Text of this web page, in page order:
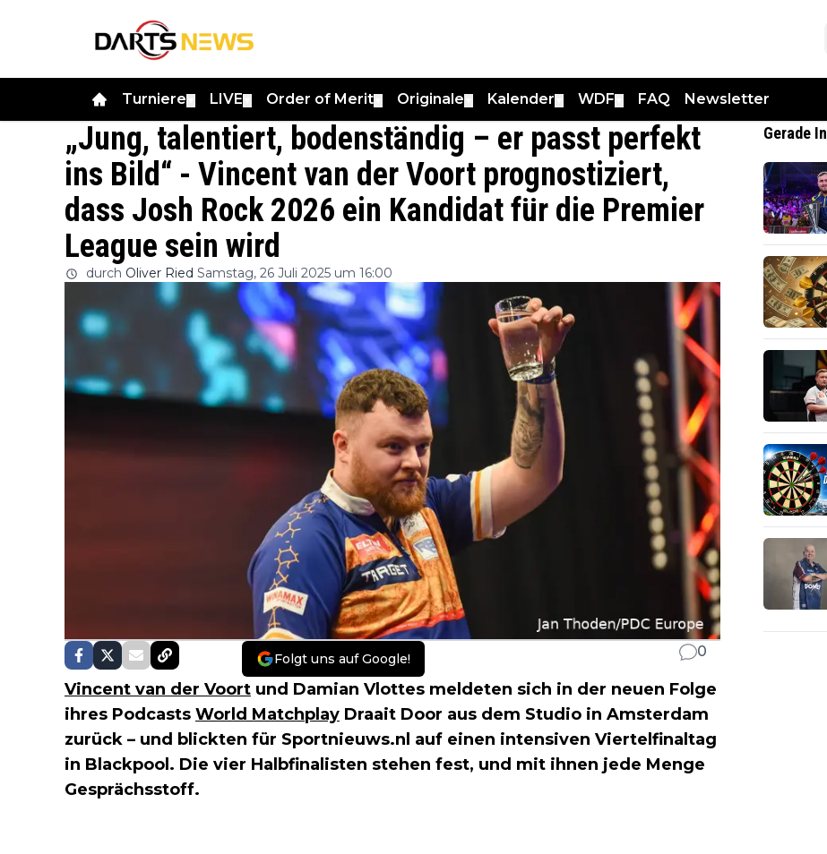
Turniere LIVE Order of Merit Originale Kalender WDF FAQ Newsletter
„Jung, talentiert, bodenständig – er passt perfekt
ins Bild“ - Vincent van der Voort prognostiziert,
dass Josh Rock 2026 ein Kandidat für die Premier
League sein wird
durch Oliver Ried Samstag, 26 Juli 2025 um 16:00
Folgt uns auf Google! 0
Vincent van der Voort und Damian Vlottes meldeten sich in der neuen Folge
ihres Podcasts World Matchplay Draait Door aus dem Studio in Amsterdam
zurück – und blickten für Sportnieuws.nl auf einen intensiven Viertelfinaltag
in Blackpool. Die vier Halbfinalisten stehen fest, und mit ihnen jede Menge
Gesprächsstoff.
Gerade In